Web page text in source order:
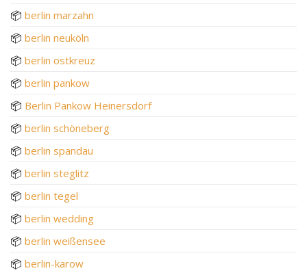
📦 berlin marzahn
📦 berlin neuköln
📦 berlin ostkreuz
📦 berlin pankow
📦 Berlin Pankow Heinersdorf
📦 berlin schöneberg
📦 berlin spandau
📦 berlin steglitz
📦 berlin tegel
📦 berlin wedding
📦 berlin weißensee
📦 berlin-karow